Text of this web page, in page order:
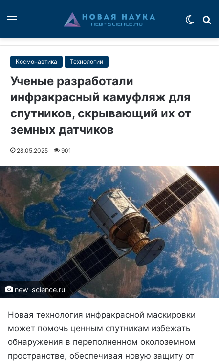
Космонавтика Технологии
Ученые разработали
инфракрасный камуфляж для
спутников, скрывающий их от
земных датчиков
28.05.2025 901
new-science.ru
Новая технология инфракрасной маскировки
может помочь ценным спутникам избежать
обнаружения в переполненном околоземном
пространстве, обеспечивая новую защиту от